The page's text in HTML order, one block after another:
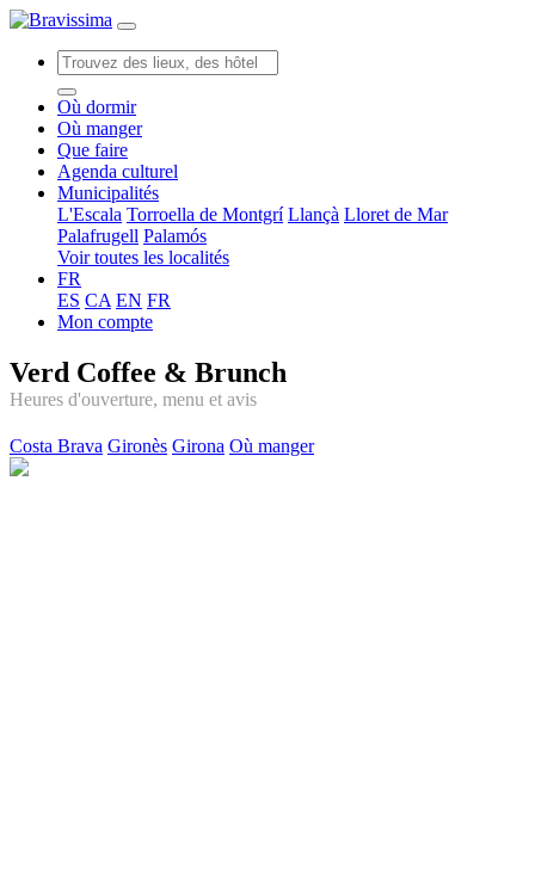
Où dormir
Où manger
Que faire
Agenda culturel
Municipalités
L'Escala Torroella de Montgrí Llançà Lloret de Mar
Palafrugell Palamós
Voir toutes les localités
FR
ES CA EN FR
Mon compte
Verd Coffee & Brunch
Heures d'ouverture, menu et avis
Costa Brava Gironès Girona Où manger